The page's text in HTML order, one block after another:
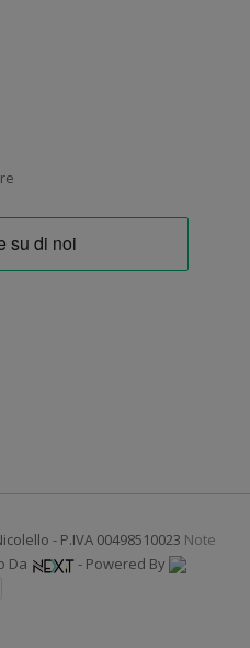
- P.IVA 00498510023 Note
Da - Powered By